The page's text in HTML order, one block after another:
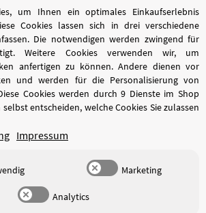
um Ihnen ein optimales Einkaufserlebnis
Cookies lassen sich in drei verschiedene
Die notwendigen werden zwingend für
Weitere Cookies verwenden wir, um
anfertigen zu können. Andere dienen vor
und werden für die Personalisierung von
Cookies werden durch 9 Dienste im Shop
entscheiden, welche Cookies Sie zulassen
Impressum
Marketing
Analytics